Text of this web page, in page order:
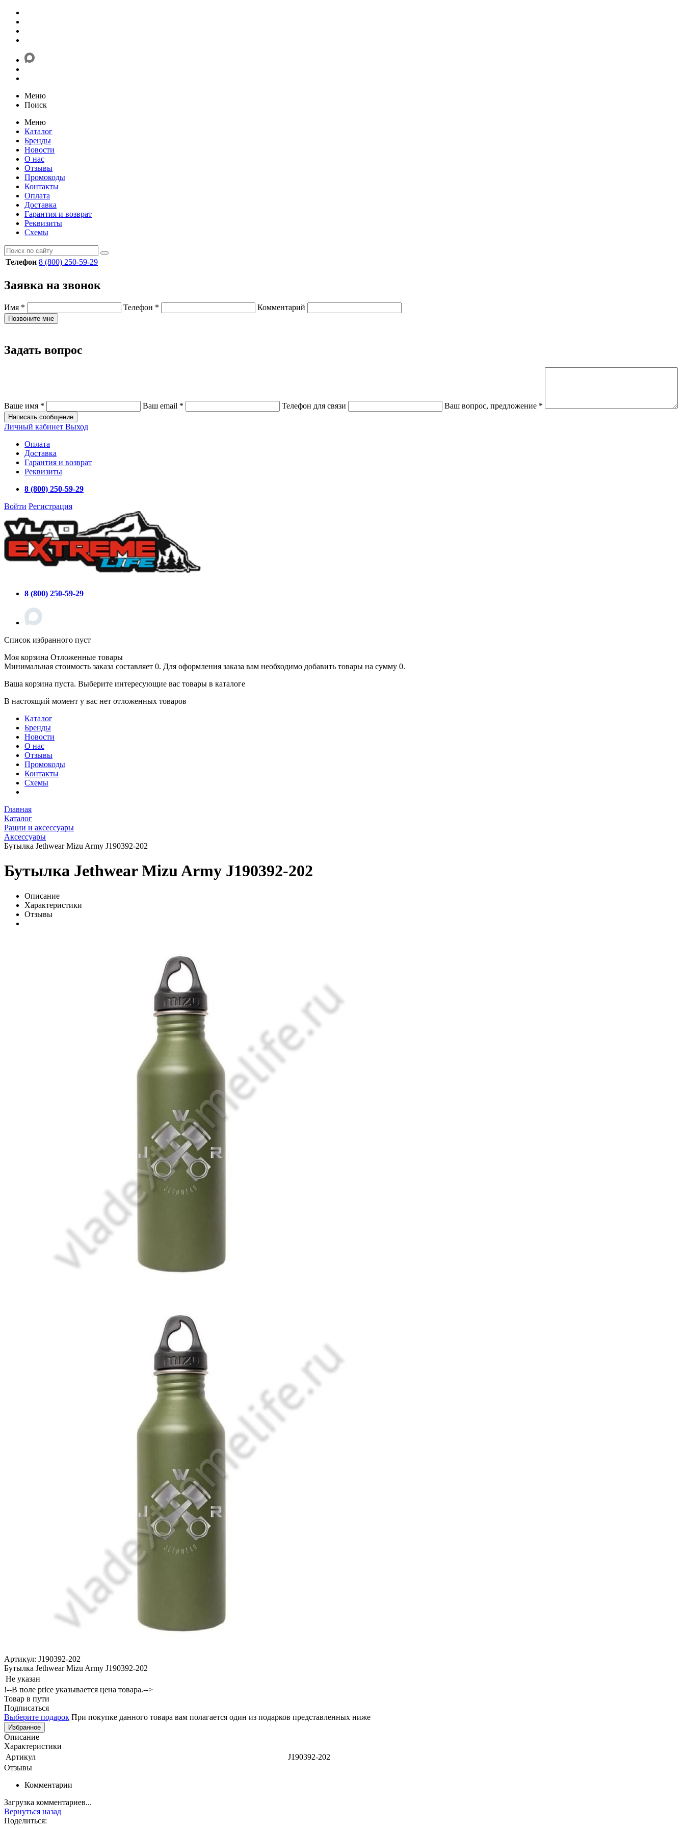
Меню
Поиск
Меню
Каталог
Бренды
Новости
О нас
Отзывы
Промокоды
Контакты
Оплата
Доставка
Гарантия и возврат
Реквизиты
Схемы
Телефон 8 (800) 250-59-29
Заявка на звонок
Имя * Телефон * Комментарий
Позвоните мне
Задать вопрос
Ваше имя * Ваш email * Телефон для связи Ваш вопрос, предложение *
Написать сообщение
Личный кабинет Выход
Оплата
Доставка
Гарантия и возврат
Реквизиты
8 (800) 250-59-29
Войти Регистрация
8 (800) 250-59-29
Список избранного пуст
Моя корзина Отложенные товары
Минимальная стоимость заказа составляет 0. Для оформления заказа вам необходимо добавить товары на сумму 0.
Ваша корзина пуста. Выберите интересующие вас товары в каталоге
В настоящий момент у вас нет отложенных товаров
Каталог
Бренды
Новости
О нас
Отзывы
Промокоды
Контакты
Схемы
Главная
Каталог
Рации и аксессуары
Аксессуары
Бутылка Jethwear Mizu Army J190392-202
Бутылка Jethwear Mizu Army J190392-202
Описание
Характеристики
Отзывы
Артикул: J190392-202
Бутылка Jethwear Mizu Army J190392-202
Не указан
!--В поле price указывается цена товара.-->
Товар в пути
Подписаться
Выберите подарок При покупке данного товара вам полагается один из подарков представленных ниже
Избранное
Описание
Характеристики
Артикул
J190392-202
Отзывы
Комментарии
Загрузка комментариев...
Вернуться назад
Поделиться: